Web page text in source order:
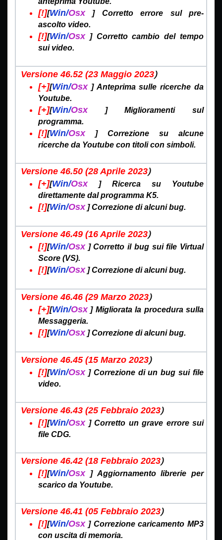
[!][Win/Osx
] Corretto errore sul pre-
ascolto video.
[!][Win/Osx ] Corretto cambio del tempo
sui video.
Versione 46.52 (23 Maggio 2023)
[+][Win/Osx ] Anteprima sulle ricerche da
Youtube.
[+][Win/Osx
] Miglioramenti sul
programma.
[!][Win/Osx
] Correzione su alcune
ricerche da Youtube con titoli con simboli.
Versione 46.50 (28 Aprile 2023)
[+][Win/Osx ]
Ricerca su Youtube
direttamente dal programma K5.
[!][Win/Osx ] Correzione di alcuni bug.
Versione 46.49 (16 Aprile 2023)
[!][Win/Osx ] Corretto il bug sui file Virtual
Score (VS).
[!][Win/Osx ] Correzione di alcuni bug.
Versione 46.46 (29 Marzo 2023)
[+][Win/Osx] Migliorata la procedura sulla
Messaggeria.
[!][Win/Osx ] Correzione di alcuni bug.
Versione 46.45 (15 Marzo 2023)
[!][Win/Osx] Correzione di un bug sui file
video.
Versione 46.43 (25 Febbraio 2023)
[!][Win/Osx] Corretto un grave errore sui
file CDG.
Versione 46.42 (18 Febbraio 2023)
[!][Win/Osx] Aggiornamento librerie per
scarico da Youtube.
Versione 46.41 (05 Febbraio 2023)
[!][Win/Osx] Correzione caricamento MP3
con uscita di memoria.